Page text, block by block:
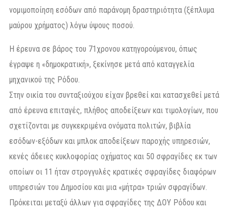
νομιμοποίηση εσόδων από παράνομη δραστηριότητα (ξέπλυμα
μαύρου χρήματος) λόγω ύψους ποσού.
Η έρευνα σε βάρος του 71χρονου κατηγορούμενου, όπως
έγραψε η «δημοκρατική», ξεκίνησε μετά από καταγγελία
μηχανικού της Ρόδου.
Στην οικία του συνταξιούχου είχαν βρεθεί και κατασχεθεί μετά
από έρευνα επιταγές, πλήθος αποδείξεων και τιµολογίων, που
σχετίζονται µε συγκεκριµένα ονόµατα πολιτών, βιβλία
εσόδων-εξόδων και µπλοκ αποδείξεων παροχής υπηρεσιών,
κενές άδειες κυκλοφορίας οχήµατος και 50 σφραγίδες εκ των
οποίων οι 11 ήταν στρογγυλές κρατικές σφραγίδες διαφόρων
υπηρεσιών του Δηµοσίου και µια «µήτρα» τριών σφραγίδων.
Πρόκειται µεταξύ άλλων για σφραγίδες της ΔΟΥ Ρόδου και